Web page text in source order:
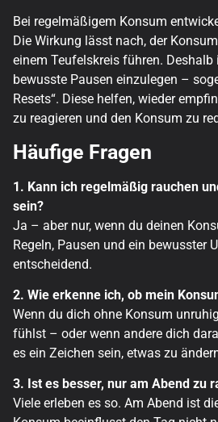
Bei regelmäßigem Konsum
Die Wirkung lässt nach, der
einem Teufelskreis führen. Deshalb
bewusste Pausen einzulegen –
Resets“. Diese helfen, wieder
zu reagieren und den Konsum zu
Häufige Fragen
1. Kann ich regelmäßig rauchen
sein?
Ja – aber nur, wenn du deinen
Regeln, Pausen und ein bewusster
entscheidend.
2. Wie erkenne ich, ob mein
Wenn du dich ohne Konsum
fühlst – oder wenn andere dich
es ein Zeichen sein, etwas zu
3. Ist es besser, nur am Abend zu
Viele erleben es so. Am Abend ist